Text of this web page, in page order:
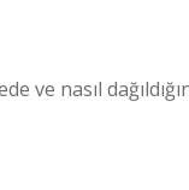
ve nasıl